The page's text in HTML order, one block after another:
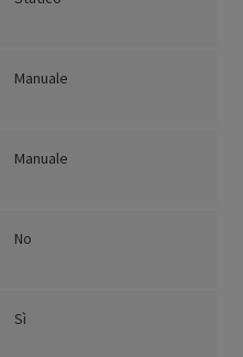
Manuale
Manuale
No
Sì